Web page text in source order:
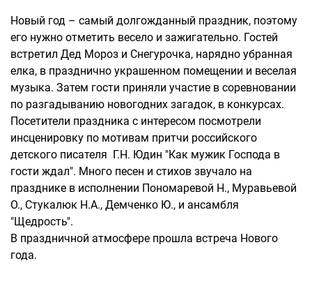
Новый год – самый долгожданный праздник, поэтому
его нужно отметить весело и зажигательно. Гостей
встретил Дед Мороз и Снегурочка, нарядно убранная
елка, в празднично украшенном помещении и веселая
музыка. Затем гости приняли участие в соревновании
по разгадыванию новогодних загадок, в конкурсах.
Посетители праздника с интересом посмотрели
инсценировку по мотивам притчи российского
детского писателя Г.Н. Юдин "Как мужик Господа в
гости ждал". Много песен и стихов звучало на
празднике в исполнении Пономаревой Н., Муравьевой
О., Стукалюк Н.А., Демченко Ю., и ансамбля
"Щедрость".
В праздничной атмосфере прошла встреча Нового
года.